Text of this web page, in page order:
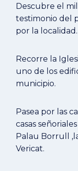
Descubre el
testimonio del
por la localidad.
Recorre la
uno de los
municipio.
Pasea por las
casas
Palau Borrull
Vericat.